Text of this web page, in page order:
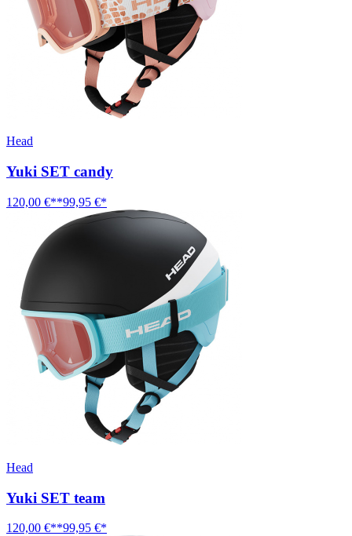
Head
Yuki SET candy
120,00 €**99,95 €*
Head
Yuki SET team
120,00 €**99,95 €*